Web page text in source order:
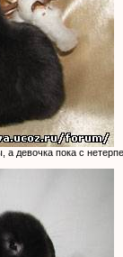
девочка пока с